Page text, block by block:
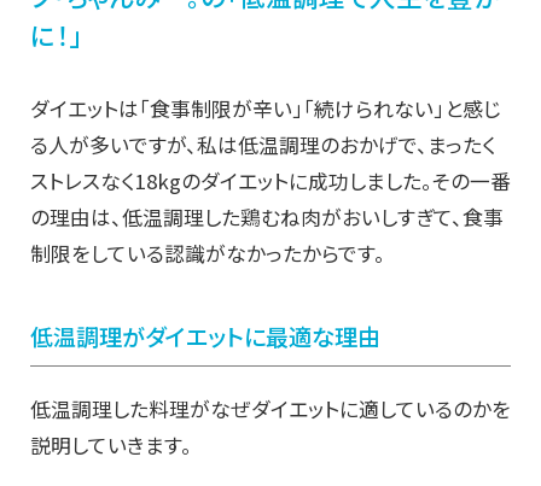
に！」
ダイエットは「食事制限が辛い」「続けられない」と感じ
る人が多いですが、私は低温調理のおかげで、まったく
ストレスなく18kgのダイエットに成功しました。その一番
の理由は、低温調理した鶏むね肉がおいしすぎて、食事
制限をしている認識がなかったからです。
低温調理がダイエットに最適な理由
低温調理した料理がなぜダイエットに適しているのかを
説明していきます。